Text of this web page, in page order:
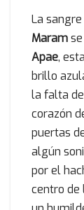
La
Maram
Apae,
brillo
la falta
corazón
puertas
algún
por el
centro de